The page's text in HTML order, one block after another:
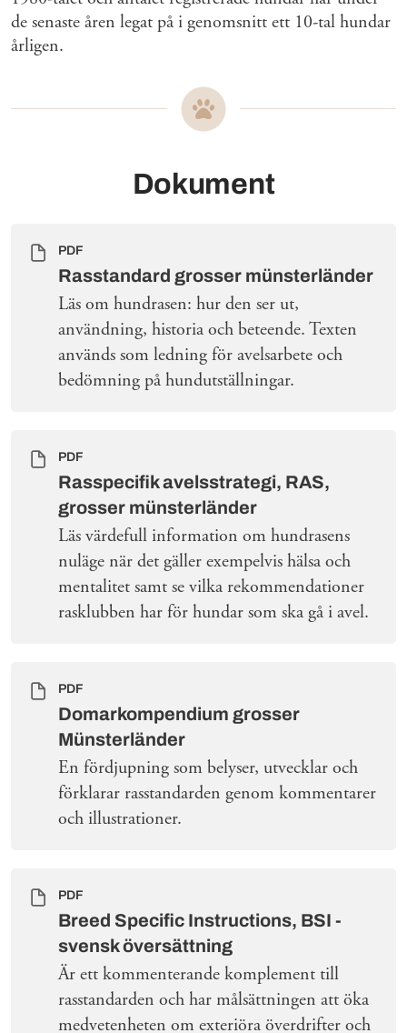
de senaste åren legat på i genomsnitt ett 10-tal hundar
årligen.
Dokument
PDF
Rasstandard grosser münsterländer
Läs om hundrasen: hur den ser ut,
användning, historia och beteende. Texten
används som ledning för avelsarbete och
bedömning på hundutställningar.
PDF
Rasspecifik avelsstrategi, RAS,
grosser münsterländer
Läs värdefull information om hundrasens
nuläge när det gäller exempelvis hälsa och
mentalitet samt se vilka rekommendationer
rasklubben har för hundar som ska gå i avel.
PDF
Domarkompendium grosser
Münsterländer
En fördjupning som belyser, utvecklar och
förklarar rasstandarden genom kommentarer
och illustrationer.
PDF
Breed Specific Instructions, BSI -
svensk översättning
Är ett kommenterande komplement till
rasstandarden och har målsättningen att öka
medvetenheten om exteriöra överdrifter och